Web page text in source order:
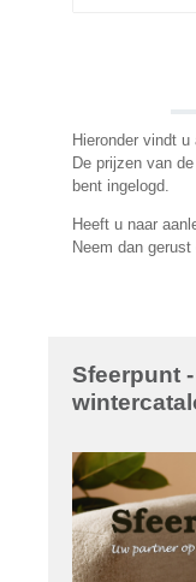
Hieronder vindt
De prijzen van
bent ingelogd.
Heeft u naar
Neem dan
Sfeerpunt